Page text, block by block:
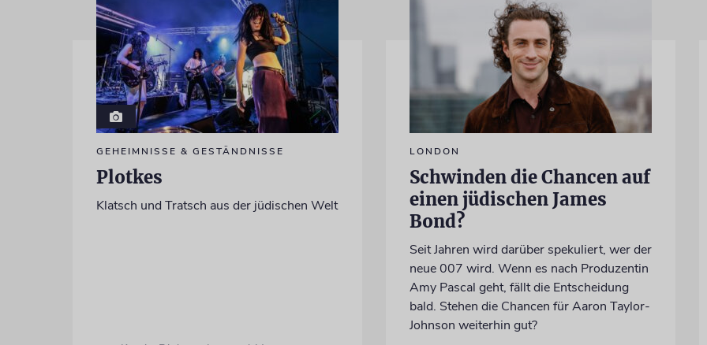
GEHEIMNISSE & GESTÄNDNISSE
Plotkes
Klatsch und Tratsch aus der jüdischen Welt
LONDON
Schwinden die Chancen auf
einen jüdischen James
Bond?
Seit Jahren wird darüber spekuliert, wer der
neue 007 wird. Wenn es nach Produzentin
Amy Pascal geht, fällt die Entscheidung
bald. Stehen die Chancen für Aaron Taylor-
Johnson weiterhin gut?